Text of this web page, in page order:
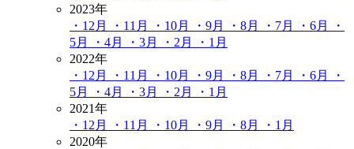
2023年
・12月
・11月 ・10月 ・9月 ・8月 ・7月 ・6月
・
5月
・4月 ・3月 ・2月
・1月
2022年
・12月
・11月 ・10月 ・9月 ・8月 ・7月 ・6月
・
5月
・4月 ・3月 ・2月
・1月
2021年
・12月
・11月 ・10月 ・9月 ・8月
・1月
2020年